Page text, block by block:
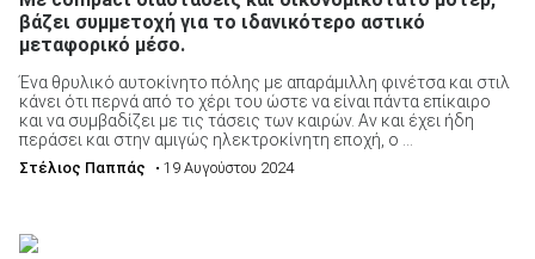
βάζει συμμετοχή για το ιδανικότερο αστικό
μεταφορικό μέσο.
Ένα θρυλικό αυτοκίνητο πόλης με απαράμιλλη φινέτσα και στιλ
κάνει ότι περνά από το χέρι του ώστε να είναι πάντα επίκαιρο
και να συμβαδίζει με τις τάσεις των καιρών. Αν και έχει ήδη
περάσει και στην αμιγώς ηλεκτροκίνητη εποχή, ο ...
Στέλιος Παππάς • 19 Αυγούστου 2024